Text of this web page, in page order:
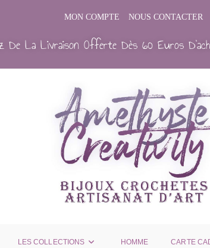
MON COMPTE NOUS CONTACTER
De La Livraison Offerte Dès 60 Euros
LES COLLECTIONS HOMME CARTE